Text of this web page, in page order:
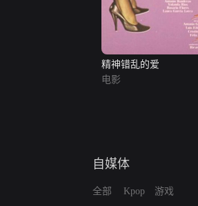
精神错乱的爱
电影
自媒体
全部 Kpop 游戏